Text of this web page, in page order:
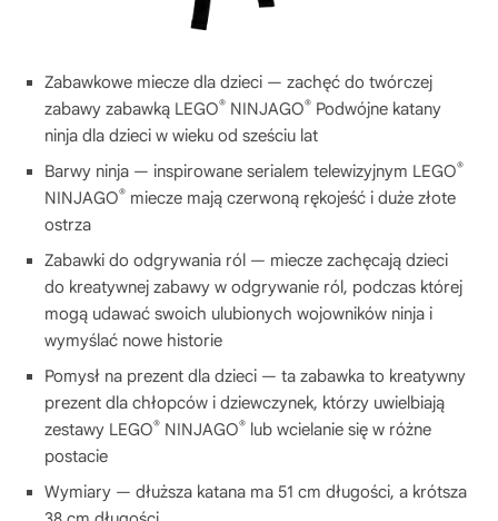
Zabawkowe miecze dla dzieci — zachęć do twórczej
zabawy zabawką LEGO® NINJAGO® Podwójne katany
ninja dla dzieci w wieku od sześciu lat
Barwy ninja — inspirowane serialem telewizyjnym LEGO®
NINJAGO® miecze mają czerwoną rękojeść i duże złote
ostrza
Zabawki do odgrywania ról — miecze zachęcają dzieci
do kreatywnej zabawy w odgrywanie ról, podczas której
mogą udawać swoich ulubionych wojowników ninja i
wymyślać nowe historie
Pomysł na prezent dla dzieci — ta zabawka to kreatywny
prezent dla chłopców i dziewczynek, którzy uwielbiają
zestawy LEGO® NINJAGO® lub wcielanie się w różne
postacie
Wymiary — dłuższa katana ma 51 cm długości, a krótsza